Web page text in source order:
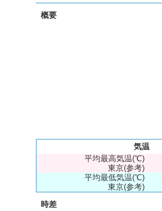
概要
気温
平均最高気温(℃)
東京(参考)
平均最低気温(℃)
東京(参考)
時差